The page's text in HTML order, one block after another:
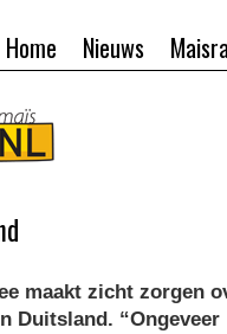
Nieuws
Home
maakt zicht zorgen
Duitsland. “Ongeveer